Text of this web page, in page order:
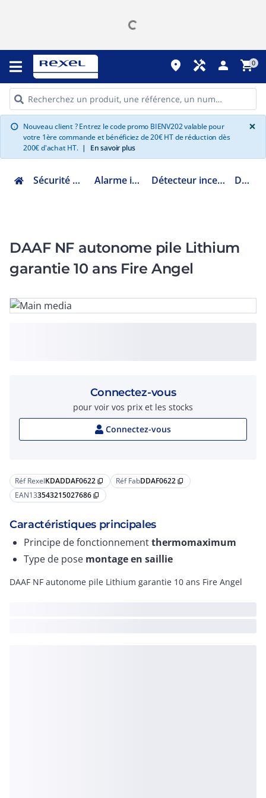
place handyman person shopping_cart0
info Nouveau client ? Entrez le code promo BIENV202 valable pour
votre 1ère commande et bénéficiez de 20€ HT de réduction dès
200€ d'achat HT. | En savoir plus
×
Sécurité et communication Alarme incendie et PPMS Détecteur incendie Gaz DAAF DAACO DDAF0622
DAAF NF autonome pile Lithium
garantie 10 ans Fire Angel
Réf RexelKDADDAF0622 content_copy Réf FabDDAF0622 content_copy
EAN133543215027686 content_copy
Caractéristiques principales
Principe de fonctionnementthermomaximum
Type de pose montage en saillie
DAAF NF autonome pile Lithium garantie 10 ans Fire Angel
Connectez-vous
pour voir vos prix et les stocks
Connectez-vous